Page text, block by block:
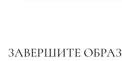
ЗАВЕРШИТЕ ОБРАЗ